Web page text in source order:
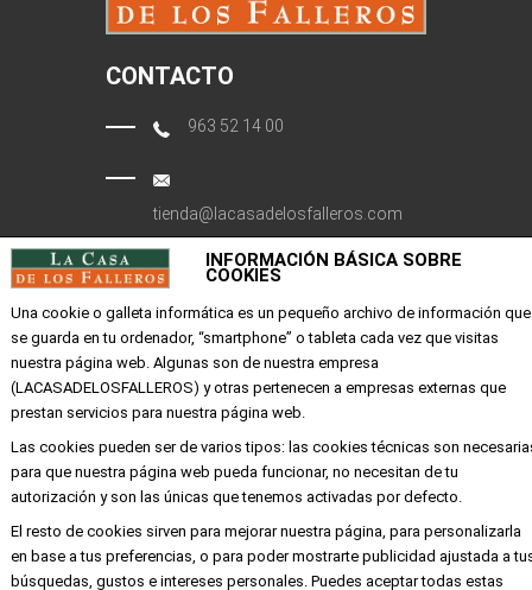
CONTACTO
963 52 14 00
tienda@lacasadelosfalleros.com
Calle Quevedo 6
EMPRESA
Mi cuenta
Aviso legal
Política de privacidad y cookies
Condiciones de compra
INFORMACIÓN BÁSICA SOBRE
COOKIES
Una cookie o galleta informática es un pequeño archivo de información que
se guarda en tu ordenador, “smartphone” o tableta cada vez que visitas
nuestra página web. Algunas son de nuestra empresa
(LACASADELOSFALLEROS) y otras pertenecen a empresas externas que
prestan servicios para nuestra página web.
Las cookies pueden ser de varios tipos: las cookies técnicas son
para que nuestra página web pueda funcionar, no necesitan de tu
autorización y son las únicas que tenemos activadas por defecto.
El resto de cookies sirven para mejorar nuestra página, para personalizarla
en base a tus preferencias, o para poder mostrarte publicidad ajustada a
búsquedas, gustos e intereses personales. Puedes aceptar todas estas